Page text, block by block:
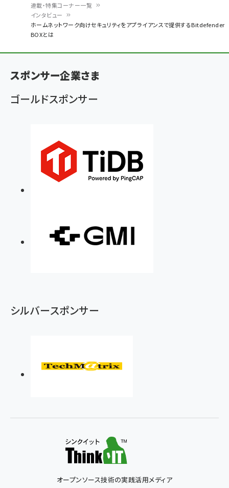
く
連載・特集コーナー一覧
インタビュー
ホームネットワーク向けセキュリティをアプライアンスで提供するBitdefender
BOXとは
スポンサー企業さま
ゴールドスポンサー
シルバースポンサー
オープンソース技術の実践活用メディア